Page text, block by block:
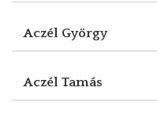
Aczél György
Aczél Tamás